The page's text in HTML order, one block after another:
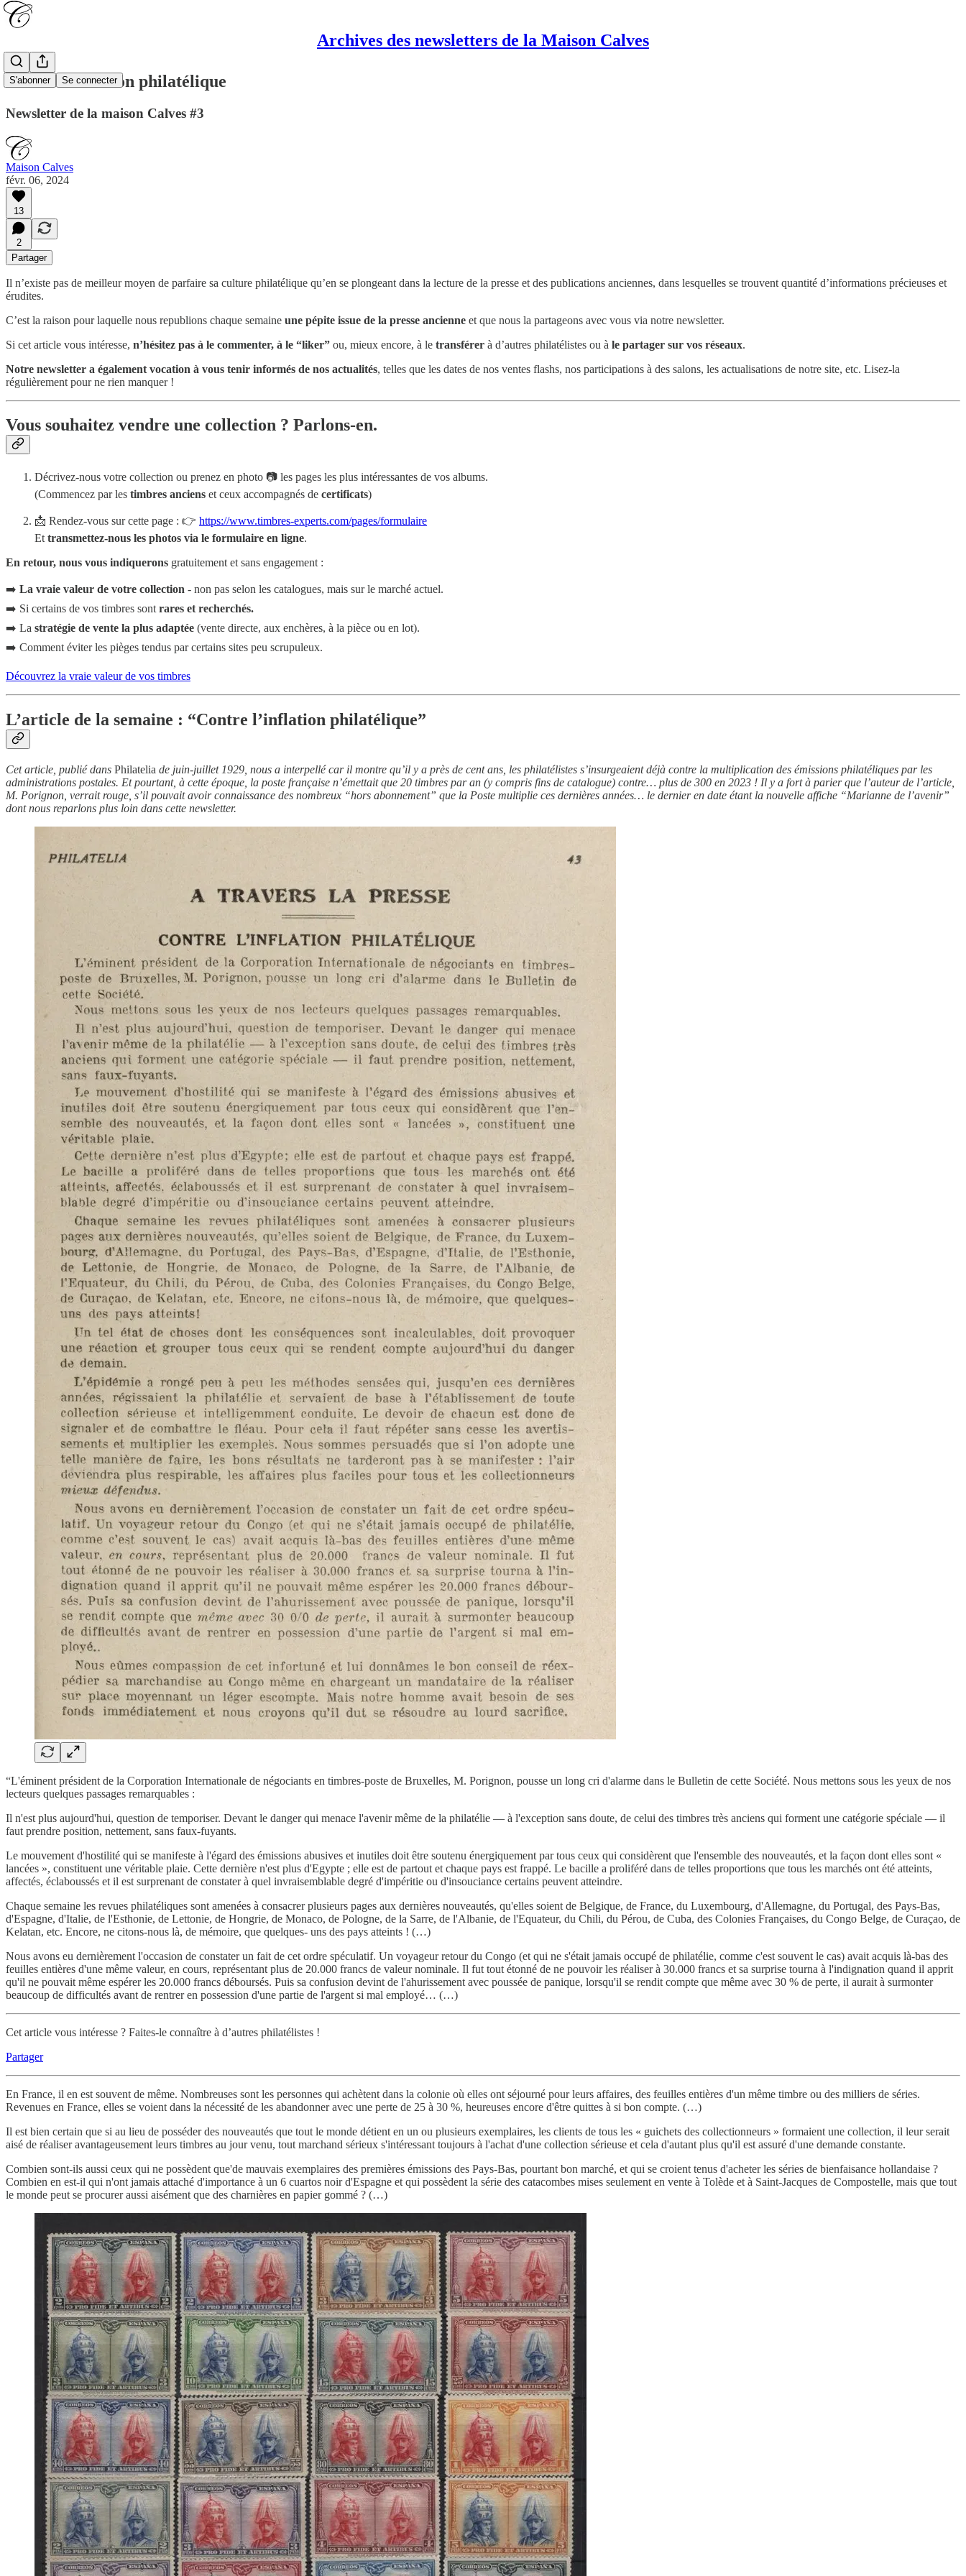
Archives des newsletters de la Maison Calves
S'abonner Se connecter
Contre l'inflation philatélique
Newsletter de la maison Calves #3
Maison Calves
févr. 06, 2024
13
2
Partager
Il n’existe pas de meilleur moyen de parfaire sa culture philatélique qu’en se plongeant dans la lecture de la presse et des publications anciennes, dans lesquelles se trouvent quantité d’informations précieuses et
érudites.
C’est la raison pour laquelle nous republions chaque semaine une pépite issue de la presse ancienne et que nous la partageons avec vous via notre newsletter.
Si cet article vous intéresse, n’hésitez pas à le commenter, à le “liker” ou, mieux encore, à le transférer à d’autres philatélistes ou à le partager sur vos réseaux.
Notre newsletter a également vocation à vous tenir informés de nos actualités, telles que les dates de nos ventes flashs, nos participations à des salons, les actualisations de notre site, etc. Lisez-la
régulièrement pour ne rien manquer !
Vous souhaitez vendre une collection ? Parlons-en.
Décrivez-nous votre collection ou prenez en photo 📷 les pages les plus intéressantes de vos albums.
(Commencez par les timbres anciens et ceux accompagnés de certificats)
📩 Rendez-vous sur cette page : 👉 https://www.timbres-experts.com/pages/formulaire
Et transmettez-nous les photos via le formulaire en ligne.
En retour, nous vous indiquerons gratuitement et sans engagement :
➡️ La vraie valeur de votre collection - non pas selon les catalogues, mais sur le marché actuel.
➡️ Si certains de vos timbres sont rares et recherchés.
➡️ La stratégie de vente la plus adaptée (vente directe, aux enchères, à la pièce ou en lot).
➡️ Comment éviter les pièges tendus par certains sites peu scrupuleux.
Découvrez la vraie valeur de vos timbres
L’article de la semaine : “Contre l’inflation philatélique”
Cet article, publié dans Philatelia de juin-juillet 1929, nous a interpellé car il montre qu’il y a près de cent ans, les philatélistes s’insurgeaient déjà contre la multiplication des émissions philatéliques par les
administrations postales. Et pourtant, à cette époque, la poste française n’émettait que 20 timbres par an (y compris fins de catalogue) contre… plus de 300 en 2023 ! Il y a fort à parier que l’auteur de l’article,
M. Porignon, verrait rouge, s’il pouvait avoir connaissance des nombreux “hors abonnement” que la Poste multiplie ces dernières années… le dernier en date étant la nouvelle affiche “Marianne de l’avenir”
dont nous reparlons plus loin dans cette newsletter.
“L'éminent président de la Corporation Internationale de négociants en timbres-poste de Bruxelles, M. Porignon, pousse un long cri d'alarme dans le Bulletin de cette Société. Nous mettons sous les yeux de nos
lecteurs quelques passages remarquables :
Il n'est plus aujourd'hui, question de temporiser. Devant le danger qui menace l'avenir même de la philatélie — à l'exception sans doute, de celui des timbres très anciens qui forment une catégorie spéciale — il
faut prendre position, nettement, sans faux-fuyants.
Le mouvement d'hostilité qui se manifeste à l'égard des émissions abusives et inutiles doit être soutenu énergiquement par tous ceux qui considèrent que l'ensemble des nouveautés, et la façon dont elles sont «
lancées », constituent une véritable plaie. Cette dernière n'est plus d'Egypte ; elle est de partout et chaque pays est frappé. Le bacille a proliféré dans de telles proportions que tous les marchés ont été atteints,
affectés, éclaboussés et il est surprenant de constater à quel invraisemblable degré d'impéritie ou d'insouciance certains peuvent atteindre.
Chaque semaine les revues philatéliques sont amenées à consacrer plusieurs pages aux dernières nouveautés, qu'elles soient de Belgique, de France, du Luxembourg, d'Allemagne, du Portugal, des Pays-Bas,
d'Espagne, d'Italie, de l'Esthonie, de Lettonie, de Hongrie, de Monaco, de Pologne, de la Sarre, de l'Albanie, de l'Equateur, du Chili, du Pérou, de Cuba, des Colonies Françaises, du Congo Belge, de Curaçao, de
Kelatan, etc. Encore, ne citons-nous là, de mémoire, que quelques- uns des pays atteints ! (…)
Nous avons eu dernièrement l'occasion de constater un fait de cet ordre spéculatif. Un voyageur retour du Congo (et qui ne s'était jamais occupé de philatélie, comme c'est souvent le cas) avait acquis là-bas des
feuilles entières d'une même valeur, en cours, représentant plus de 20.000 francs de valeur nominale. Il fut tout étonné de ne pouvoir les réaliser à 30.000 francs et sa surprise tourna à l'indignation quand il apprit
qu'il ne pouvait même espérer les 20.000 francs déboursés. Puis sa confusion devint de l'ahurissement avec poussée de panique, lorsqu'il se rendit compte que même avec 30 % de perte, il aurait à surmonter
beaucoup de difficultés avant de rentrer en possession d'une partie de l'argent si mal employé… (…)
Cet article vous intéresse ? Faites-le connaître à d’autres philatélistes !
Partager
En France, il en est souvent de même. Nombreuses sont les personnes qui achètent dans la colonie où elles ont séjourné pour leurs affaires, des feuilles entières d'un même timbre ou des milliers de séries.
Revenues en France, elles se voient dans la nécessité de les abandonner avec une perte de 25 à 30 %, heureuses encore d'être quittes à si bon compte. (…)
Il est bien certain que si au lieu de posséder des nouveautés que tout le monde détient en un ou plusieurs exemplaires, les clients de tous les « guichets des collectionneurs » formaient une collection, il leur serait
aisé de réaliser avantageusement leurs timbres au jour venu, tout marchand sérieux s'intéressant toujours à l'achat d'une collection sérieuse et cela d'autant plus qu'il est assuré d'une demande constante.
Combien sont-ils aussi ceux qui ne possèdent que'de mauvais exemplaires des premières émissions des Pays-Bas, pourtant bon marché, et qui se croient tenus d'acheter les séries de bienfaisance hollandaise ?
Combien en est-il qui n'ont jamais attaché d'importance à un 6 cuartos noir d'Espagne et qui possèdent la série des catacombes mises seulement en vente à Tolède et à Saint-Jacques de Compostelle, mais que tout
le monde peut se procurer aussi aisément que des charnières en papier gommé ? (…)